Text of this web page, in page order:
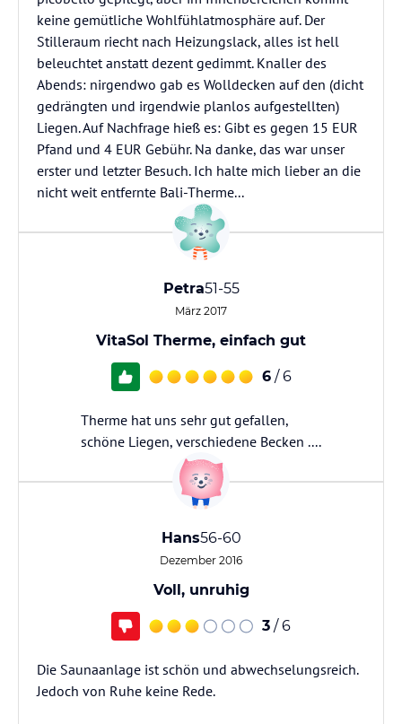
keine gemütliche Wohlfühlatmosphäre auf. Der
Stilleraum riecht nach Heizungslack, alles ist hell
beleuchtet anstatt dezent gedimmt. Knaller des
Abends: nirgendwo gab es Wolldecken auf den (dicht
gedrängten und irgendwie planlos aufgestellten)
Liegen. Auf Nachfrage hieß es: Gibt es gegen 15 EUR
Pfand und 4 EUR Gebühr. Na danke, das war unser
erster und letzter Besuch. Ich halte mich lieber an die
nicht weit entfernte Bali-Therme...
Petra51-55
März 2017
VitaSol Therme, einfach gut
6 / 6
Therme hat uns sehr gut gefallen,
schöne Liegen, verschiedene Becken ....
Hans56-60
Dezember 2016
Voll, unruhig
3 / 6
Die Saunaanlage ist schön und abwechselungsreich.
Jedoch von Ruhe keine Rede.